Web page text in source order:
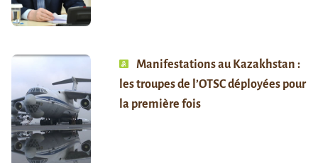
Manifestations au Kazakhstan :
les troupes de l’OTSC déployées pour
la première fois